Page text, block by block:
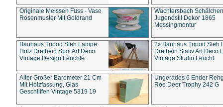
Originale Meissen Fuss - Vase
Rosenmuster Mit Goldrand
Wächtersbach Schälchen
Jugendstil Dekor 1865
Messingmontur
Bauhaus Tripod Steh Lampe
Holz Dreibein Spot Art Deco
Vintage Design Leuchte
2x Bauhaus Tripod Steh
Dreibein Stativ Art Deco
Vintage Studio Leucht
Alter Großer Barometer 21 Cm
Mit Holzfassung, Glas
Geschliffen Vintage 5319 19
Ungerades 6 Ender
Roe Deer Trophy 242 G